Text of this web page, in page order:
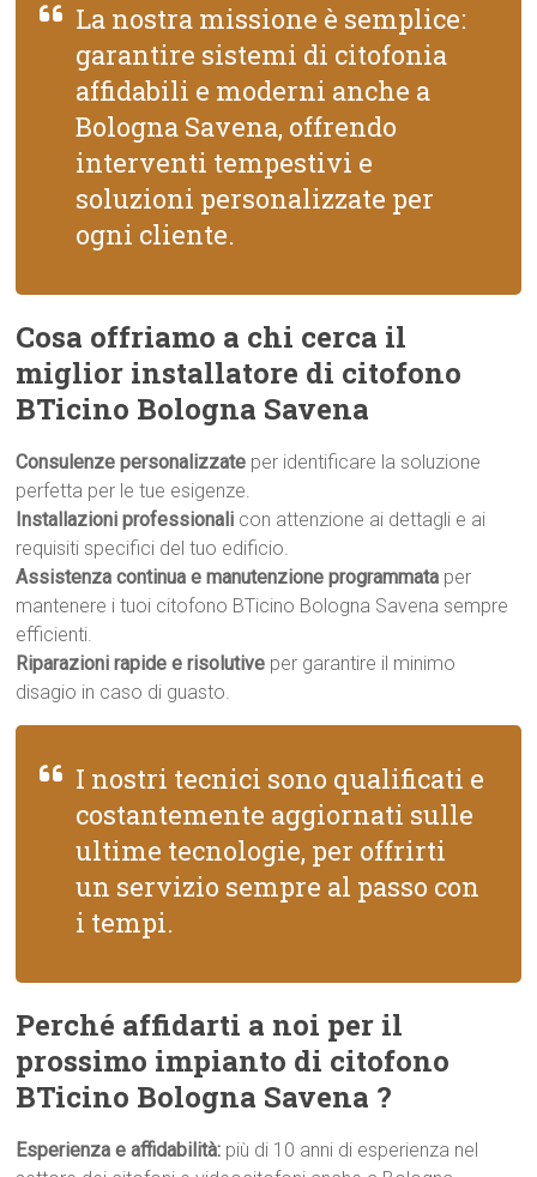
La nostra missione è semplice:
garantire sistemi di citofonia
affidabili e moderni anche a
Bologna Savena, offrendo
interventi tempestivi e
soluzioni personalizzate per
ogni cliente.
Cosa offriamo a chi cerca il
miglior installatore di citofono
BTicino Bologna Savena
Consulenze personalizzate per identificare la soluzione
perfetta per le tue esigenze.
Installazioni professionali con attenzione ai dettagli e ai
requisiti specifici del tuo edificio.
Assistenza continua e manutenzione programmata per
mantenere i tuoi citofono BTicino Bologna Savena sempre
efficienti.
Riparazioni rapide e risolutive per garantire il minimo
disagio in caso di guasto.
I nostri tecnici sono qualificati e
costantemente aggiornati sulle
ultime tecnologie, per offrirti
un servizio sempre al passo con
i tempi.
Perché affidarti a noi per il
prossimo impianto di citofono
BTicino Bologna Savena ?
Esperienza e affidabilità: più di 10 anni di esperienza nel